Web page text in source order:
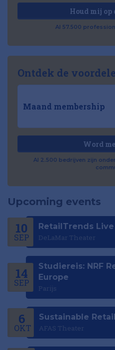
Houd mij op
Al 57.500
Ontdek de
Maand membership
Word
Al 2.500 bedrijven zijn
Upcoming events
10
SEP
RetailTrends Live
DeLaMar Theater
14
SEP
Studiereis: NRF
Europe
Parijs
6
OKT
Sustainable Retail
AFAS Theater